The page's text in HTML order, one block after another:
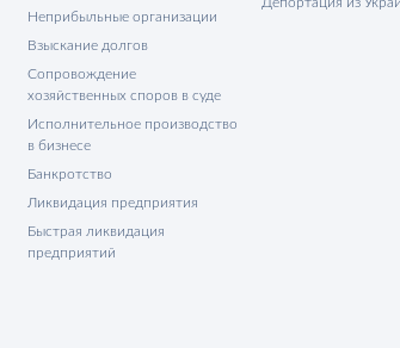
Неприбыльные организации
Взыскание долгов
Сопровождение
хозяйственных споров в суде
Исполнительное производство
в бизнесе
Банкротство
Ликвидация предприятия
Быстрая ликвидация
предприятий